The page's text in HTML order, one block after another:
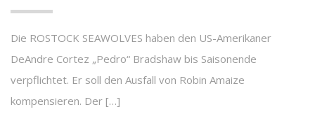
Die ROSTOCK SEAWOLVES haben den US-Amerikaner
DeAndre Cortez „Pedro“ Bradshaw bis Saisonende
verpflichtet. Er soll den Ausfall von Robin Amaize
kompensieren. Der […]